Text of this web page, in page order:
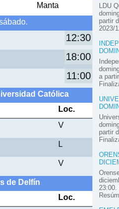
Manta
12:30
18:00
11:00
Católica
Loc.
V
L
V
de Delfín
Loc.
LDU
partir
2023/
a
partir
23:00.